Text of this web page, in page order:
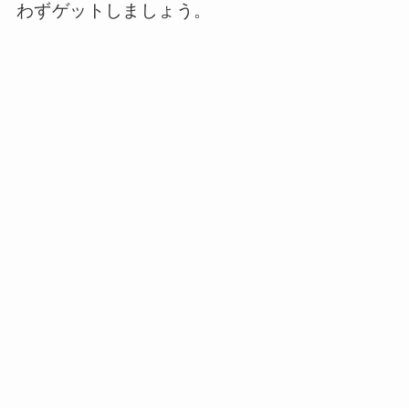
わずゲットしましょう。